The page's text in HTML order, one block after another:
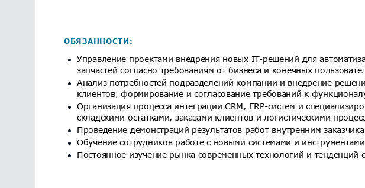
ОБЯЗАННОСТИ:
Управление проектами внедрения новых IT-решений для
запчастей согласно требованиям от бизнеса и конечных
Анализ потребностей подразделений компании и внедрение
клиентов, формирование и согласование требований к
Организация процесса интеграции CRM, ERP-систем и
складскими остатками, заказами клиентов и логистическими
Проведение демонстраций результатов работ внутренним
Обучение сотрудников работе с новыми системами и
Постоянное изучение рынка современных технологий и тенденций